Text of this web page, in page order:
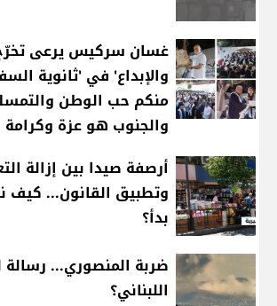
غسان سركيس يرعى
والإبداع' في 'ثانوية
منكم حب الوطن
والجنوب هو عزة وكرامة
أرصفة صيدا بين إزالة
وتطبيق القانون... كيف
بدأ؟
ضربة المنصوري...
اللبناني؟